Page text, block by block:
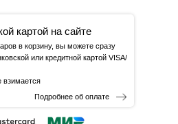
картой на сайте
в корзину, вы можете сразу
или кредитной картой VISA/
взимается
Подробнее об оплате